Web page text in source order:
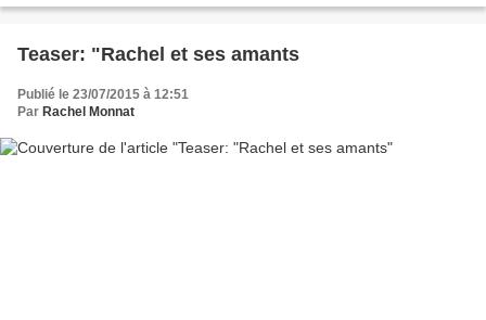
Teaser: "Rachel et ses amants
Publié le 23/07/2015 à 12:51
Par Rachel Monnat